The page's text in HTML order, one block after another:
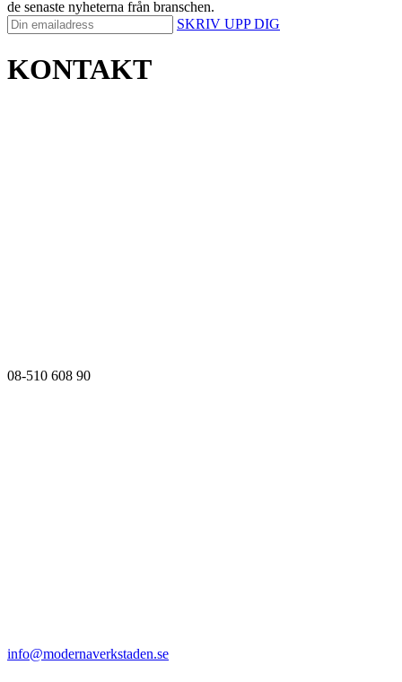
de senaste nyheterna från branschen.
SKRIV UPP DIG
KONTAKT
08-510 608 90
info@modernaverkstaden.se